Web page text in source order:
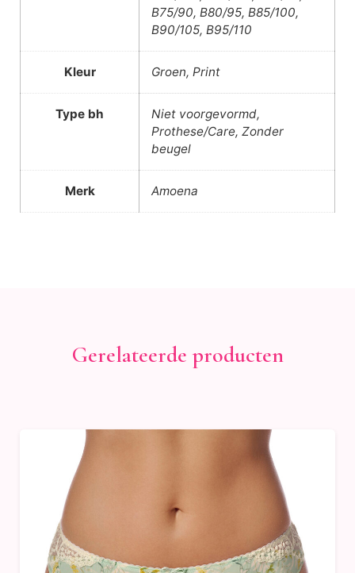
B75/90, B80/95, B85/100,
B90/105, B95/110
Kleur Groen, Print
Type bh
Niet voorgevormd,
Prothese/Care, Zonder
beugel
Merk Amoena
Gerelateerde producten